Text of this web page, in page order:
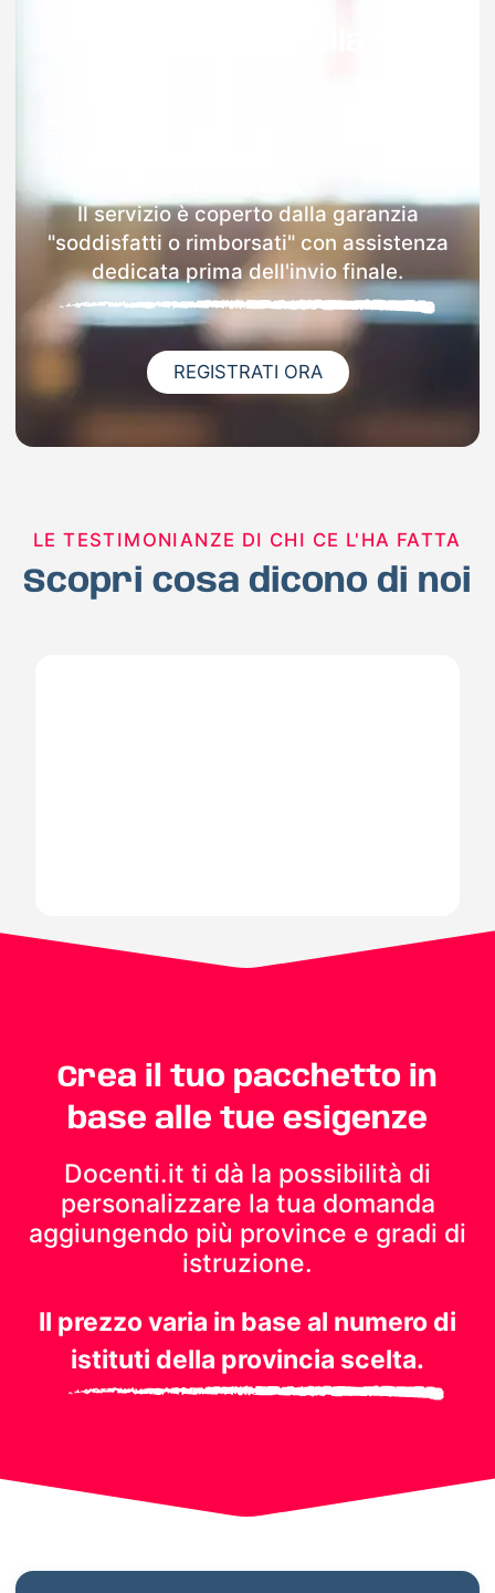
Il servizio è coperto dalla garanzia
"soddisfatti o rimborsati" con assistenza
dedicata prima dell'invio finale.
REGISTRATI ORA
LE TESTIMONIANZE DI CHI CE L'HA FATTA
Scopri cosa dicono di noi
Crea il tuo pacchetto in
base alle tue esigenze
Docenti.it ti dà la possibilità di
personalizzare la tua domanda
aggiungendo più province e gradi di
istruzione.
Il prezzo varia in base al numero di
istituti della provincia scelta.